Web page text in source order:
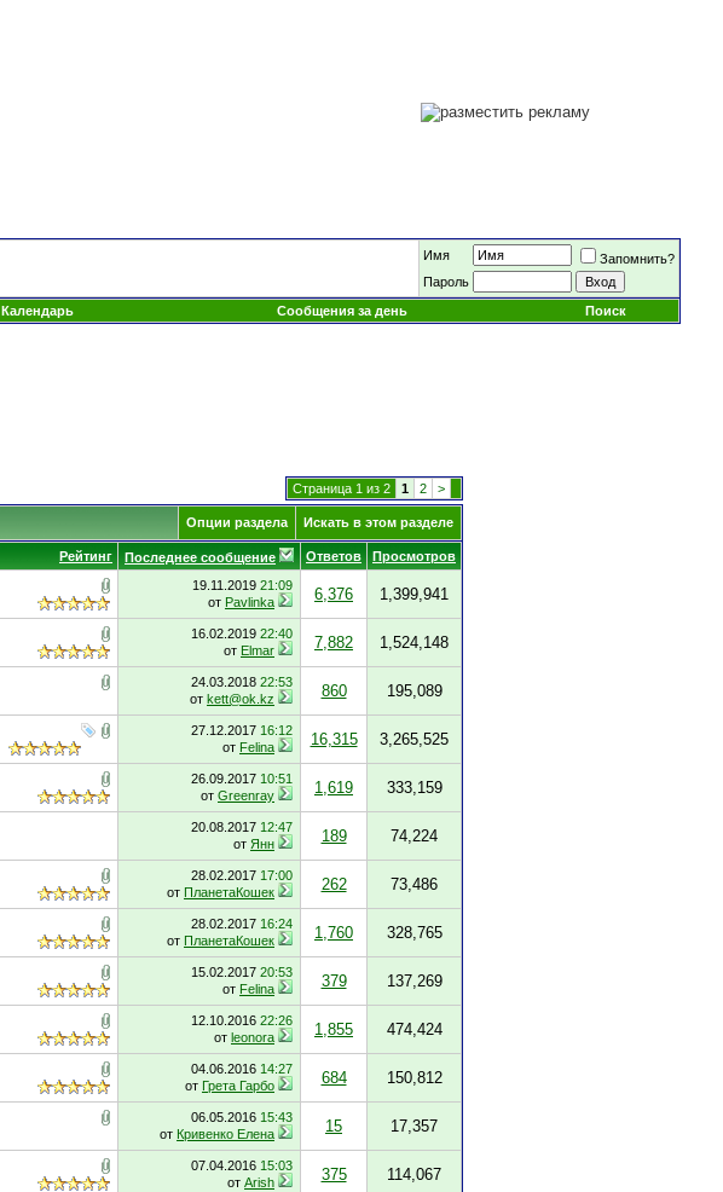
Имя
Запомнить?
Пароль
Календарь Сообщения за день Поиск
Страница 1 из 2 1 2 >
Опции раздела Искать в этом разделе
Рейтинг Последнее сообщение Ответов Просмотров
19.11.2019 21:09
от Pavlinka 6,376 1,399,941
16.02.2019 22:40
от Elmar 7,882 1,524,148
24.03.2018 22:53
от kett@ok.kz 860 195,089
27.12.2017 16:12
от Felina 16,315 3,265,525
26.09.2017 10:51
от Greenray 1,619 333,159
20.08.2017 12:47
от Янн 189 74,224
28.02.2017 17:00
от ПланетаКошек 262 73,486
28.02.2017 16:24
от ПланетаКошек 1,760 328,765
15.02.2017 20:53
от Felina 379 137,269
12.10.2016 22:26
от leonora 1,855 474,424
04.06.2016 14:27
от Грета Гарбо 684 150,812
06.05.2016 15:43
от Кривенко Елена 15 17,357
07.04.2016 15:03
от Arish 375 114,067